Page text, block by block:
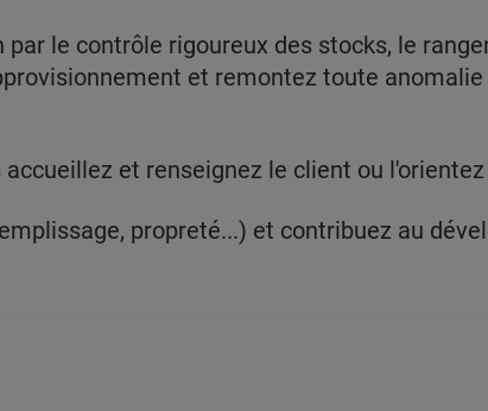
le contrôle rigoureux des stocks, le
et remontez toute
et renseignez le client ou
propreté...) et contribuez au